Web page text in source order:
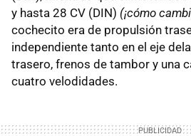
y hasta 28 CV (DIN) (¡cómo
cochecito era de propulsión
independiente tanto en el eje
trasero, frenos de tambor y una
cuatro velodidades.